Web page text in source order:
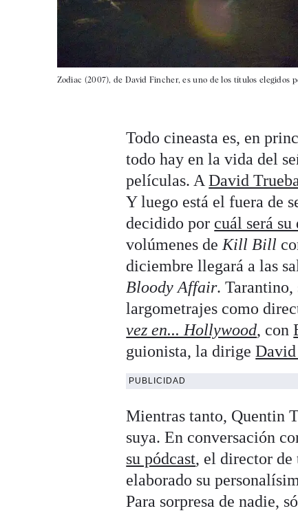
Zodiac (2007), de David Fincher, es uno de los títulos elegidos
Todo cineasta es, en
todo hay en la vida del
películas. ADavid Trueba
Y luego está el fuera de
decidido por cuál será
volúmenes de Kill Bill
diciembre llegará a las
Bloody Affair. Tarantino,
largometrajes como
vez en... Hollywood, con
guionista, la dirige
PUBLICIDAD
Mientras tanto, Quentin
suya. En conversación
su pódcast, el director
elaborado su
Para sorpresa de nadie,